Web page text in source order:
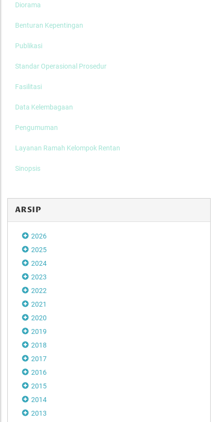
Diorama
Benturan Kepentingan
Publikasi
Standar Operasional Prosedur
Fasilitasi
Data Kelembagaan
Pengumuman
Layanan Ramah Kelompok Rentan
Sinopsis
ARSIP
2026
2025
2024
2023
2022
2021
2020
2019
2018
2017
2016
2015
2014
2013